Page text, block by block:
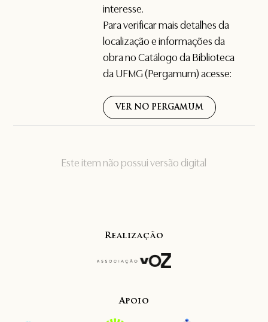
Este item não possui versão digital
interesse.
Para verificar mais detalhes da
localização e informações da
obra no Catálogo da Biblioteca
da UFMG (Pergamum) acesse:
VER NO PERGAMUM
Realização
Apoio